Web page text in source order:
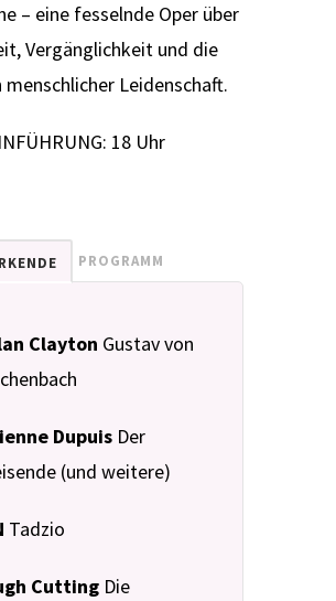
– eine fesselnde Oper über
Vergänglichkeit und die
menschlicher Leidenschaft.
18 Uhr
PROGRAMM
Clayton Gustav von
Dupuis Der
(und weitere)
Tadzio
Cutting Die